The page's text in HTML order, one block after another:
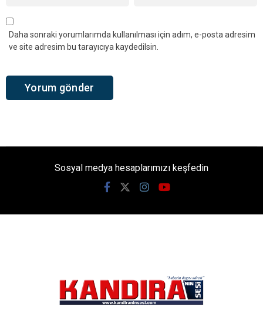
Daha sonraki yorumlarımda kullanılması için adım, e-posta adresim
ve site adresim bu tarayıcıya kaydedilsin.
Sosyal medya hesaplarımızı keşfedin